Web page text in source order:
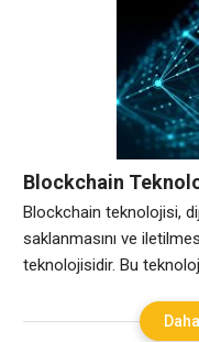
işlemler bu defterde
özelliklerinden biri,
defterdeki işlemleri
Blockchain
Blockchain teknolojisi,
saklanmasını ve
teknolojisidir. Bu
çalışır. Blockchain